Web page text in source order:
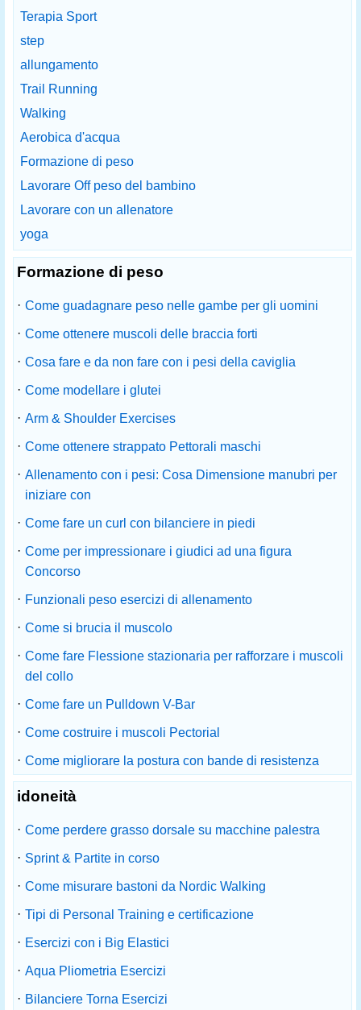
Terapia Sport
step
allungamento
Trail Running
Walking
Aerobica d'acqua
Formazione di peso
Lavorare Off peso del bambino
Lavorare con un allenatore
yoga
Formazione di peso
· Come guadagnare peso nelle gambe per gli uomini
· Come ottenere muscoli delle braccia forti
· Cosa fare e da non fare con i pesi della caviglia
· Come modellare i glutei
· Arm & Shoulder Exercises
· Come ottenere strappato Pettorali maschi
· Allenamento con i pesi: Cosa Dimensione manubri per
iniziare con
· Come fare un curl con bilanciere in piedi
· Come per impressionare i giudici ad una figura
Concorso
· Funzionali peso esercizi di allenamento
· Come si brucia il muscolo
· Come fare Flessione stazionaria per rafforzare i muscoli
del collo
· Come fare un Pulldown V-Bar
· Come costruire i muscoli Pectorial
· Come migliorare la postura con bande di resistenza
idoneità
· Come perdere grasso dorsale su macchine palestra
· Sprint & Partite in corso
· Come misurare bastoni da Nordic Walking
· Tipi di Personal Training e certificazione
· Esercizi con i Big Elastici
· Aqua Pliometria Esercizi
· Bilanciere Torna Esercizi